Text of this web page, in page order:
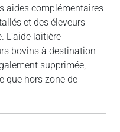
aides complémentaires
et des éleveurs
L’aide laitière
bovins à destination
supprimée,
que hors zone de